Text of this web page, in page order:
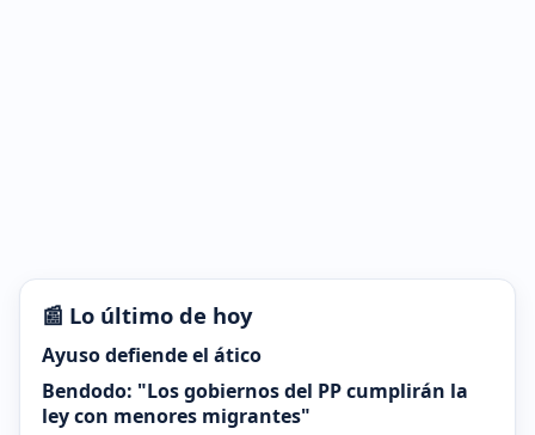
📰 Lo último de hoy
Ayuso defiende el ático
Bendodo: "Los gobiernos del PP cumplirán la
ley con menores migrantes"